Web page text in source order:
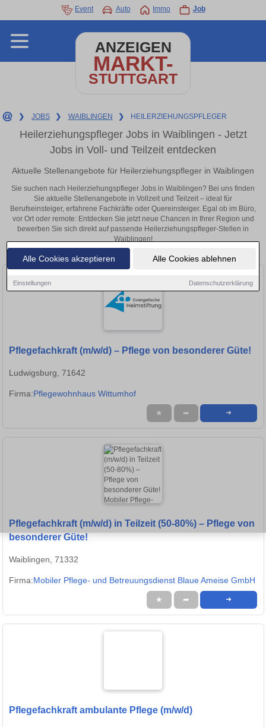
Alle Cookies akzeptieren Alle Cookies ablehnen
Einstellungen Datenschutzerklärung
Event Auto Immo Job
ANZEIGEN
MARKT-
STUTTGART
❯ JOBS ❯ WAIBLINGEN ❯ HEILERZIEHUNGSPFLEGER
Heilerziehungspfleger Jobs in Waiblingen - Jetzt
Jobs in Voll- und Teilzeit entdecken
Aktuelle Stellenangebote für Heilerziehungspfleger in Waiblingen
Sie suchen nach Heilerziehungspfleger Jobs in Waiblingen? Bei uns finden
Sie aktuelle Stellenangebote in Vollzeit und Teilzeit – ideal für
Berufseinsteiger, erfahrene Fachkräfte oder Quereinsteiger. Egal ob im Büro,
vor Ort oder remote: Entdecken Sie jetzt neue Chancen in Ihrer Region und
bewerben Sie sich direkt auf passende Heilerziehungspfleger-Stellen in
Waiblingen!
Pflegefachkraft (m/w/d) – Pflege von besonderer Güte!
Ludwigsburg, 71642
Firma:Pflegewohnhaus Wittumhof
★ ➦ ➜
Pflegefachkraft (m/w/d) in Teilzeit (50-80%) – Pflege von
besonderer Güte!
Waiblingen, 71332
Firma:Mobiler Pflege- und Betreuungsdienst Blaue Ameise GmbH
★ ➦ ➜
Pflegefachkraft ambulante Pflege (m/w/d)